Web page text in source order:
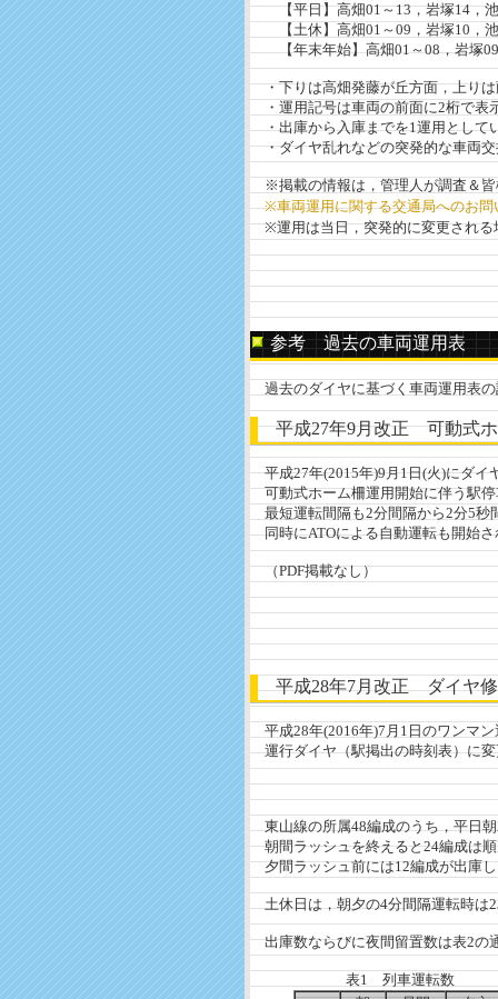
【平日】高畑01～13，岩塚14，池
【土休】高畑01～09，岩塚10，池
【年末年始】高畑01～08，岩塚09
・下りは高畑発藤が丘方面，上りは
・運用記号は車両の前面に2桁で表
・出庫から入庫までを1運用として
・ダイヤ乱れなどの突発的な車両交
※掲載の情報は，管理人が調査＆皆
※車両運用に関する交通局へのお
※運用は当日，突発的に変更される
参考 過去の車両運用表
過去のダイヤに基づく車両運用表
平成27年9月改正 可動式ホ
平成27年(2015年)9月1日(火)にダイ
可動式ホーム柵運用開始に伴う駅停
最短運転間隔も2分間隔から2分5秒
同時にATOによる自動運転も開始さ
（PDF掲載なし）
平成28年7月改正 ダイヤ修
平成28年(2016年)7月1日のワンマ
運行ダイヤ（駅掲出の時刻表）に変
東山線の所属48編成のうち，平日朝
朝間ラッシュを終えると24編成は順
夕間ラッシュ前には12編成が出庫し
土休日は，朝夕の4分間隔運転時は
出庫数ならびに夜間留置数は表2の
表1 列車運転数